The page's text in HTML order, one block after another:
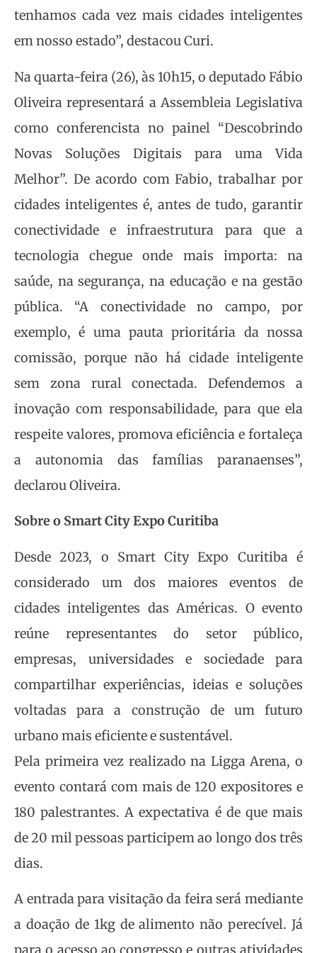
tenhamos cada vez mais cidades inteligentes
em nosso estado”, destacou Curi.
Na quarta-feira (26), às 10h15, o deputado Fábio
Oliveira representará a Assembleia Legislativa
como conferencista no painel “Descobrindo
Novas Soluções Digitais para uma Vida
Melhor”. De acordo com Fabio, trabalhar por
cidades inteligentes é, antes de tudo, garantir
conectividade e infraestrutura para que a
tecnologia chegue onde mais importa: na
saúde, na segurança, na educação e na gestão
pública. “A conectividade no campo, por
exemplo, é uma pauta prioritária da nossa
comissão, porque não há cidade inteligente
sem zona rural conectada. Defendemos a
inovação com responsabilidade, para que ela
respeite valores, promova eficiência e fortaleça
a autonomia das famílias paranaenses”,
declarou Oliveira.
Sobre o Smart City Expo Curitiba
Desde 2023, o Smart City Expo Curitiba é
considerado um dos maiores eventos de
cidades inteligentes das Américas. O evento
reúne representantes do setor público,
empresas, universidades e sociedade para
compartilhar experiências, ideias e soluções
voltadas para a construção de um futuro
urbano mais eficiente e sustentável.
Pela primeira vez realizado na Ligga Arena, o
evento contará com mais de 120 expositores e
180 palestrantes. A expectativa é de que mais
de 20 mil pessoas participem ao longo dos três
dias.
A entrada para visitação da feira será mediante
a doação de 1kg de alimento não perecível. Já